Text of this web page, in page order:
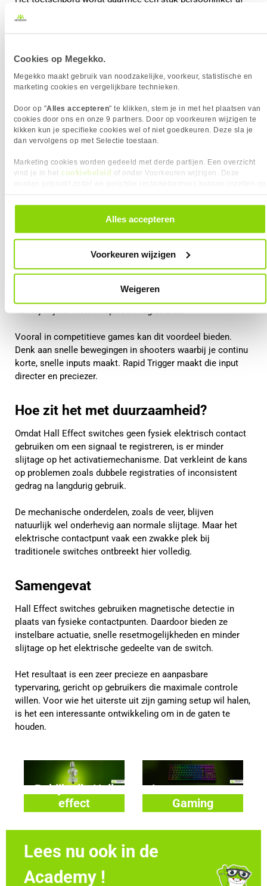
Cookies op Megekko.
Megekko maakt gebruik van noodzakelijke, voorkeur, statistische en
marketing cookies en vergelijkbare technieken.
Door op "Alles accepteren" te klikken, stem je in met het plaatsen van
cookies door ons en onze 9 partners. Door op voorkeuren wijzigen te
kikken kun je specifieke cookies wel of niet goedkeuren. Deze sla je
dan vervolgens op met Selectie toestaan.
Marketing cookies worden gedeeld met derde partijen. Een overzicht
vind je in het cookiebeleid of onder Voorkeuren wijzigen. Deze
alle cookies. Je kunt je gegeven toestemming altijd intrekken, dit doe je
door in de footer van onze website te klikken op ‘Cookievoorkeuren’
Alles accepteren
Voorkeuren wijzigen
Weigeren
te stellen.
Een andere term die vaak samen met Hall Effect switches
wordt genoemd, is Rapid Trigger.
Normaal gesproken moet een toets eerst een bepaalde
afstand terugveren voordat hij opnieuw geactiveerd kan
worden. Bij Rapid Trigger wordt de toets direct
gedeactiveerd zodra je hem ook maar iets loslaat. Hierdoor
Vooral in competitieve games kan dit voordeel bieden.
Denk aan snelle bewegingen in shooters waarbij je continu
korte, snelle inputs maakt. Rapid Trigger maakt die input
directer en preciezer.
Hoe zit het met duurzaamheid?
Omdat Hall Effect switches geen fysiek elektrisch contact
gebruiken om een signaal te registreren, is er minder
slijtage op het activatiemechanisme. Dat verkleint de kans
op problemen zoals dubbele registraties of inconsistent
gedrag na langdurig gebruik.
De mechanische onderdelen, zoals de veer, blijven
natuurlijk wel onderhevig aan normale slijtage. Maar het
elektrische contactpunt vaak een zwakke plek bij
traditionele switches ontbreekt hier volledig.
Samengevat
Hall Effect switches gebruiken magnetische detectie in
plaats van fysieke contactpunten. Daardoor bieden ze
instelbare actuatie, snelle resetmogelijkheden en minder
slijtage op het elektrische gedeelte van de switch.
Het resultaat is een zeer precieze en aanpasbare
typervaring, gericht op gebruikers die maximale controle
willen. Voor wie het uiterste uit zijn gaming setup wil halen,
is het een interessante ontwikkeling om in de gaten te
houden.
Bekijk alle Hall
effect
Lees meer over
Gaming
Lees nu ook in de
Academy !